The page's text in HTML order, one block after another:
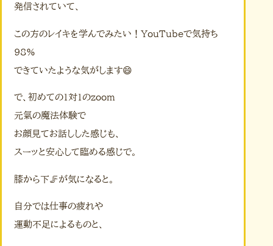
発信されていて、
この方のレイキを学んでみたい！YouTubeで気持ち
98%
できていたような気がします😄
で、初めての1対1のzoom
元氣の魔法体験で
お顔見てお話しした感じも、
スーッと安心して臨める感じで。
膝から下🦵が気になると。
自分では仕事の疲れや
運動不足によるものと、